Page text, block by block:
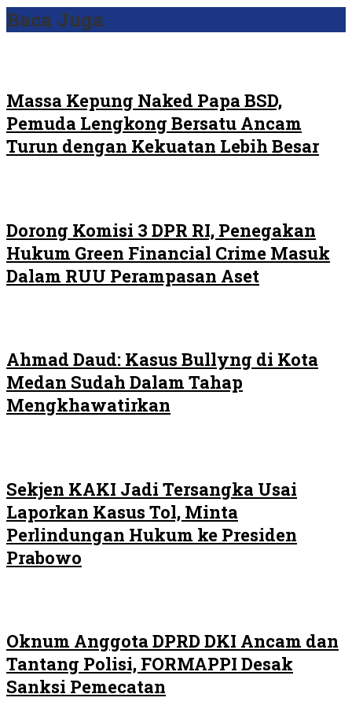
Baca Juga
Massa Kepung Naked Papa BSD,
Pemuda Lengkong Bersatu Ancam
Turun dengan Kekuatan Lebih Besar
Dorong Komisi 3 DPR RI, Penegakan
Hukum Green Financial Crime Masuk
Dalam RUU Perampasan Aset
Ahmad Daud: Kasus Bullyng di Kota
Medan Sudah Dalam Tahap
Mengkhawatirkan
Sekjen KAKI Jadi Tersangka Usai
Laporkan Kasus Tol, Minta
Perlindungan Hukum ke Presiden
Prabowo
Oknum Anggota DPRD DKI Ancam dan
Tantang Polisi, FORMAPPI Desak
Sanksi Pemecatan